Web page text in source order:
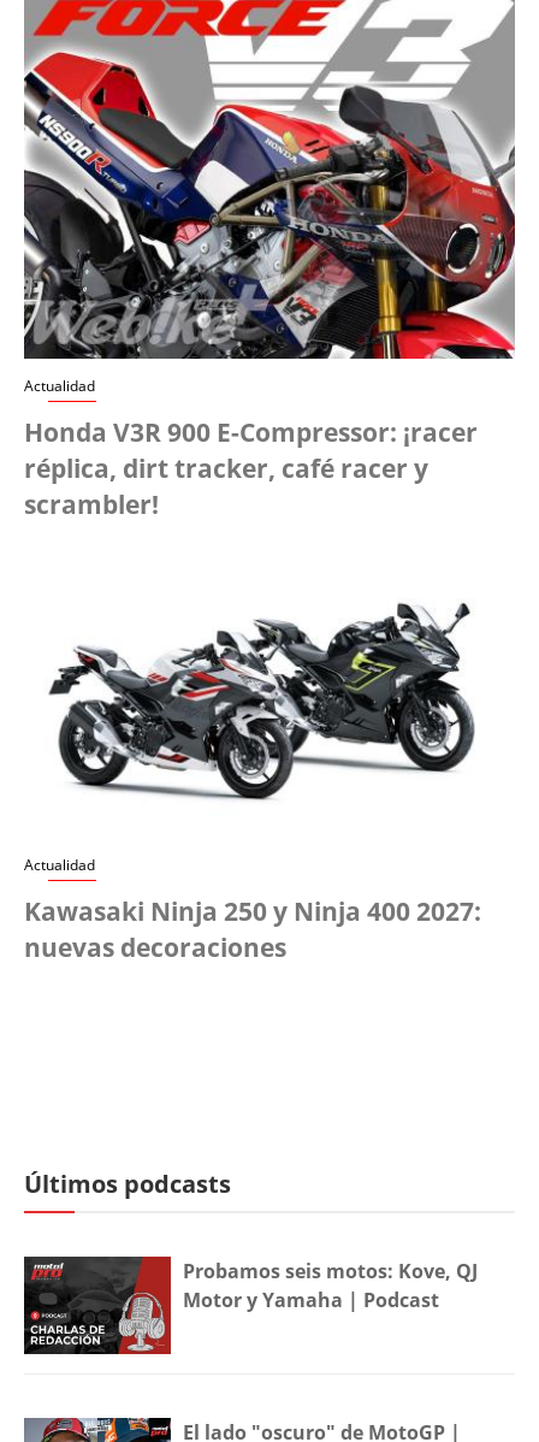
Actualidad
Honda V3R 900 E-Compressor: ¡racer
réplica, dirt tracker, café racer y
scrambler!
Actualidad
Kawasaki Ninja 250 y Ninja 400 2027:
nuevas decoraciones
Últimos podcasts
Probamos seis motos: Kove, QJ
Motor y Yamaha | Podcast
El lado "oscuro" de MotoGP |